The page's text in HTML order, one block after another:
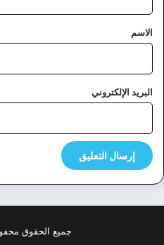
*
الاسم
البريد الإلكتروني
جميع الحقوق